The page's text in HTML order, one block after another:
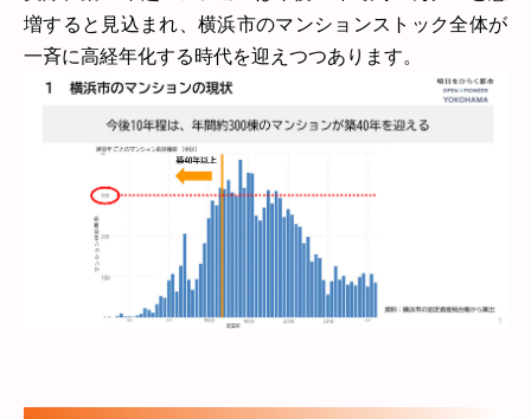
増すると見込まれ、横浜市のマンションストック全体が
一斉に高経年化する時代を迎えつつあります。